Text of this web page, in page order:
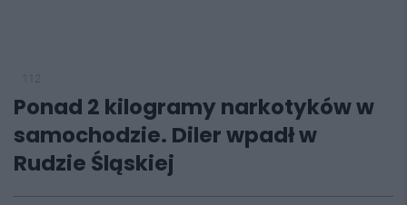
Ponad 2 kilogramy narkotyków w
samochodzie. Diler wpadł w
Rudzie Śląskiej